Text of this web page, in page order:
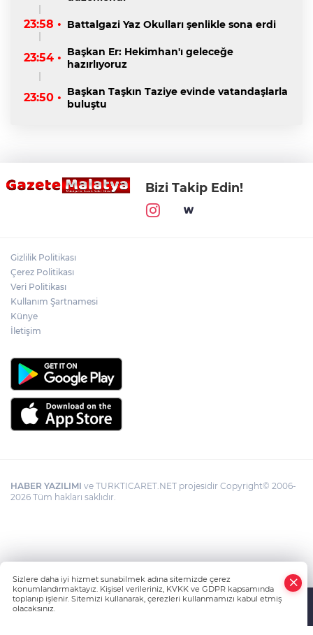
23:58 • Battalgazi Yaz Okulları şenlikle sona erdi
23:54 • Başkan Er: Hekimhan'ı geleceğe
hazırlıyoruz
23:50 • Başkan Taşkın Taziye evinde vatandaşlarla
buluştu
Bizi Takip Edin!
Gizlilik Politikası
Çerez Politikası
Veri Politikası
Kullanım Şartnamesi
Künye
İletişim
HABER YAZILIMI ve TURKTICARET.NET projesidir Copyright© 2006-
2026 Tüm hakları saklıdır.
Sizlere daha iyi hizmet sunabilmek adına sitemizde çerez
konumlandırmaktayız. Kişisel verileriniz, KVKK ve GDPR kapsamında
toplanıp işlenir. Sitemizi kullanarak, çerezleri kullanmamızı kabul etmiş
olacaksınız.